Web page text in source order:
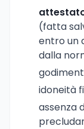
(fatta
entro un
dalla
idoneità
assenza